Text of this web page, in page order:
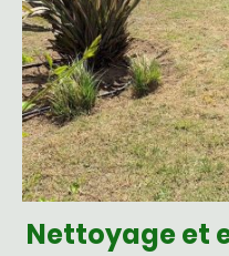
Nettoyage et